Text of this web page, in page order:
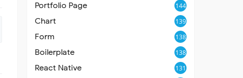
Portfolio Page 144
Chart 139
Form 138
Boilerplate 138
React Native 131